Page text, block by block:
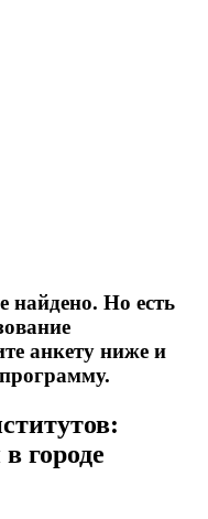
найдено. Но есть
анкету ниже и
городе